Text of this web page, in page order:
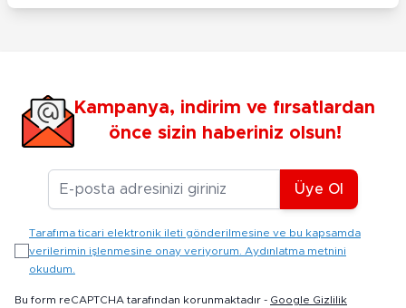
Kampanya, indirim ve fırsatlardan
önce sizin haberiniz olsun!
E-posta Adresiniz
Üye Ol
Tarafıma ticari elektronik ileti gönderilmesine ve bu kapsamda
verilerimin işlenmesine onay veriyorum. Aydınlatma metnini
okudum.
Bu form reCAPTCHA tarafından korunmaktadır - Google Gizlilik